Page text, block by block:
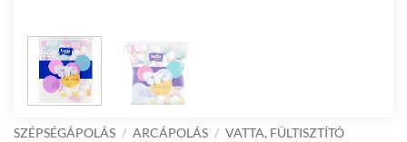
SZÉPSÉGÁPOLÁS / ARCÁPOLÁS / VATTA, FÜLTISZTÍTÓ